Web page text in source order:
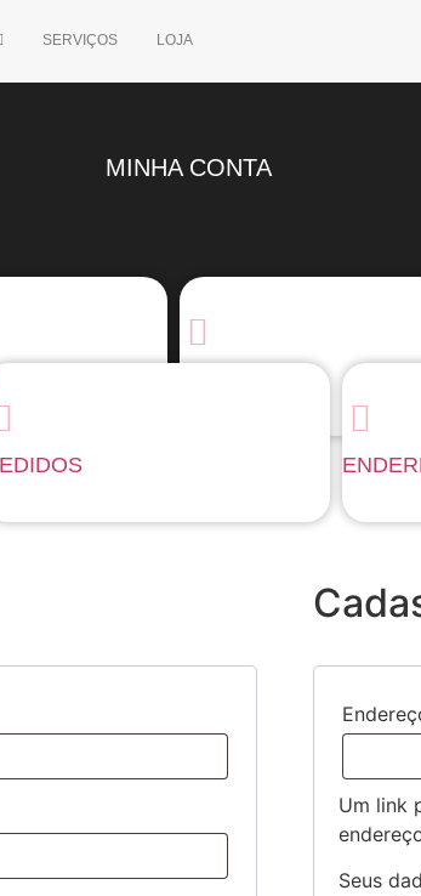
SERVIÇOS LOJA
MINHA CONTA
Um link
Seus